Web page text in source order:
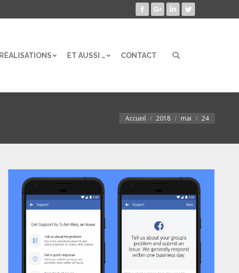
Facebook
Google+LinkedInTwitter
RÉALISATIONS ET AUSSI … CONTACT Search:
Vous êtes ici :
Accueil 2018 mai 24